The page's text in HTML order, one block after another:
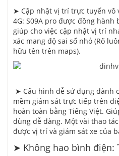
➤ Cập nhật vị trí trực tuyến vô
4G: S09A pro được đồng hành
giúp cho việc cập nhật vị trí
xác mang độ sai số nhỏ (Rõ
hữu tên trên maps).
➤ Cấu hình dễ sử dụng dành
mềm giám sát trực tiếp trên
hoàn toàn bằng Tiếng Việt.
dùng dễ dàng. Một vài thao
được vị trí và giám sát xe của
➤ Không hao bình điện: